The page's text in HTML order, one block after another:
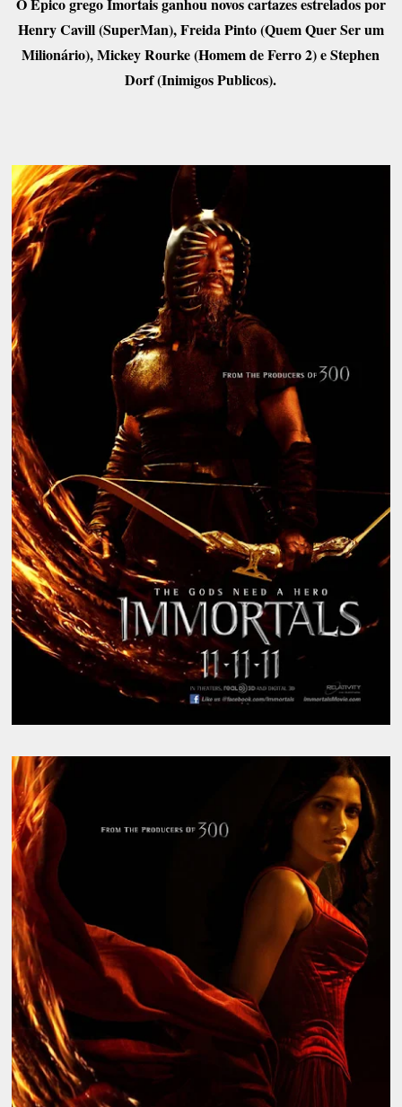
Henry Cavill (SuperMan), Freida Pinto (Quem Quer Ser um
Milionário), Mickey Rourke (Homem de Ferro 2) e Stephen
Dorf (Inimigos Publicos).